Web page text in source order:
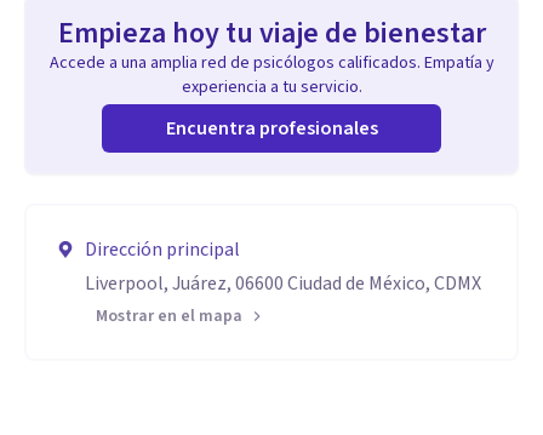
Empieza hoy tu viaje de bienestar
Accede a una amplia red de psicólogos calificados. Empatía y
experiencia a tu servicio.
Encuentra profesionales
Dirección principal
Liverpool, Juárez, 06600 Ciudad de México, CDMX
Mostrar en el mapa